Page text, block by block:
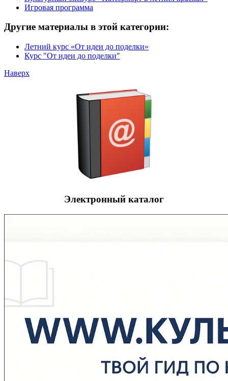
Игровая программа
Другие материалы в этой категории:
Летний курс «От идеи до поделки»
Курс "От идеи до поделки"
Наверх
Электронный каталог